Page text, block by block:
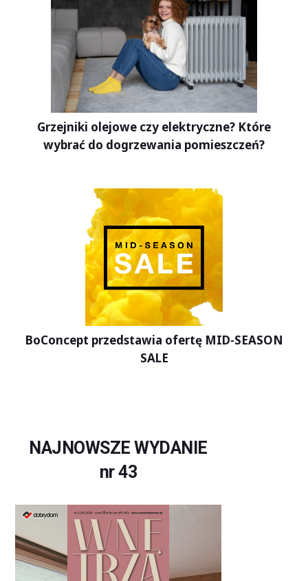
Grzejniki olejowe czy elektryczne? Które
wybrać do dogrzewania pomieszczeń?
BoConcept przedstawia ofertę MID-SEASON
SALE
NAJNOWSZE WYDANIE
nr 43